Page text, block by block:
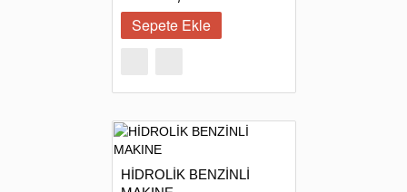
HİDROLİK BENZİNLİ
MAKINE